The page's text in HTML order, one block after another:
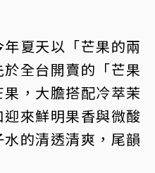
夏天以「芒果的兩
全台開賣的「芒果
，大膽搭配冷萃茉
來鮮明果香與微酸
的清透清爽，尾韻